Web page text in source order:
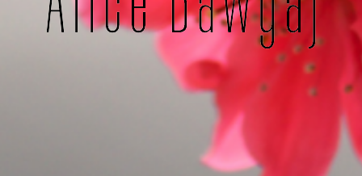
ALICE
BAWGAJ
Les petits mots d'Alice